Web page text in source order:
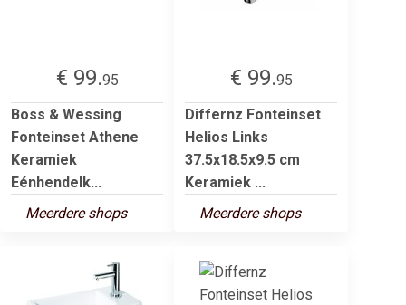
€ 99.95
Boss & Wessing
Fonteinset Athene
Keramiek
Eénhendelk...
Meerdere shops
€ 99.95
Differnz Fonteinset
Helios Links
37.5x18.5x9.5 cm
Keramiek ...
Meerdere shops